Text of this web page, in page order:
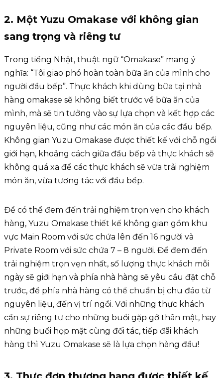
2. Một Yuzu Omakase với không gian
sang trọng và riêng tư
Trong tiếng Nhật, thuật ngữ “Omakase” mang ý
nghĩa: “Tôi giao phó hoàn toàn bữa ăn của mình cho
người đầu bếp”. Thực khách khi dùng bữa tại nhà
hàng omakase sẽ không biết trước về bữa ăn của
mình, mà sẽ tin tưởng vào sự lựa chọn và kết hợp các
nguyên liệu, cũng như các món ăn của các đầu bếp.
Không gian Yuzu Omakase được thiết kế với chỗ ngồi
giới hạn, khoảng cách giữa đầu bếp và thực khách sẽ
không quá xa để các thực khách sẽ vừa trải nghiệm
món ăn, vừa tương tác với đầu bếp.
Để có thể đem đến trải nghiệm trọn vẹn cho khách
hàng, Yuzu Omakase thiết kế không gian gồm khu
vực Main Room với sức chứa lên đến 16 người và
Private Room với sức chứa 7 – 8 người. Để đem đến
trải nghiệm trọn vẹn nhất, số lượng thực khách mỗi
ngày sẽ giới hạn và phía nhà hàng sẽ yêu cầu đặt chỗ
trước, để phía nhà hàng có thể chuẩn bị chu đáo từ
nguyên liệu, đến vị trí ngồi. Với những thực khách
cần sự riêng tư cho những buổi gặp gỡ thân mật, hay
những buổi họp mặt cùng đối tác, tiếp đãi khách
hàng thì Yuzu Omakase sẽ là lựa chọn hàng đầu!